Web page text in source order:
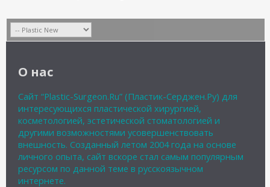
О нас
Сайт “Plastic-Surgeon.Ru” (Пластик-Серджен.Ру) для
интересующихся пластической хирургией,
косметологией, эстетической стоматологией и
другими возможностями усовершенствовать
внешность. Созданный летом 2004 года на основе
личного опыта, сайт вскоре стал самым популярным
ресурсом по данной теме в русскоязычном
интернете.